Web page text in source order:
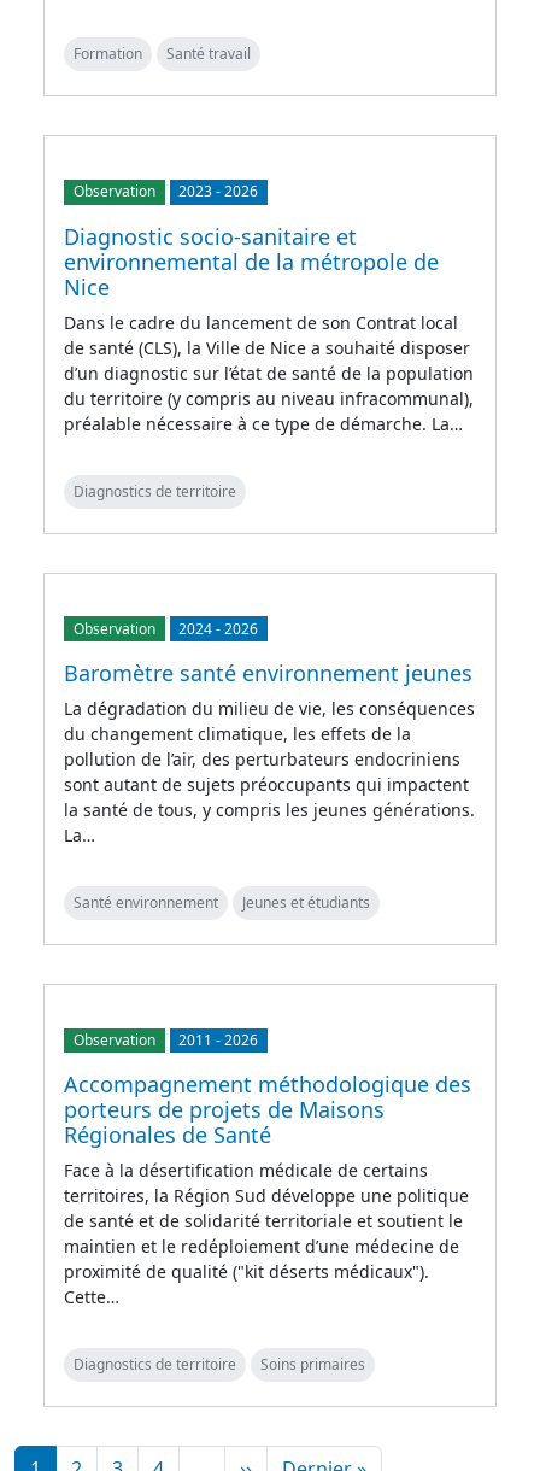
Formation Santé travail
Observation 2023-2026
Diagnostic socio-sanitaire et
environnemental de la métropole de
Nice
Dans le cadre du lancement de son Contrat local
de santé (CLS), la Ville de Nice a souhaité disposer
d’un diagnostic sur l’état de santé de la population
du territoire (y compris au niveau infracommunal),
préalable nécessaire à ce type de démarche. La…
Diagnostics de territoire
Observation 2024-2026
Baromètre santé environnement jeunes
La dégradation du milieu de vie, les conséquences
du changement climatique, les effets de la
pollution de l’air, des perturbateurs endocriniens
sont autant de sujets préoccupants qui impactent
la santé de tous, y compris les jeunes générations.
La…
Santé environnement Jeunes et étudiants
Observation 2011 -2026
Accompagnement méthodologique des
porteurs de projets de Maisons
Régionales de Santé
Face à la désertification médicale de certains
territoires, la Région Sud développe une politique
de santé et de solidarité territoriale et soutient le
maintien et le redéploiement d’une médecine de
proximité de qualité ("kit déserts médicaux").
Cette…
Diagnostics de territoire Soins primaires
Pagination